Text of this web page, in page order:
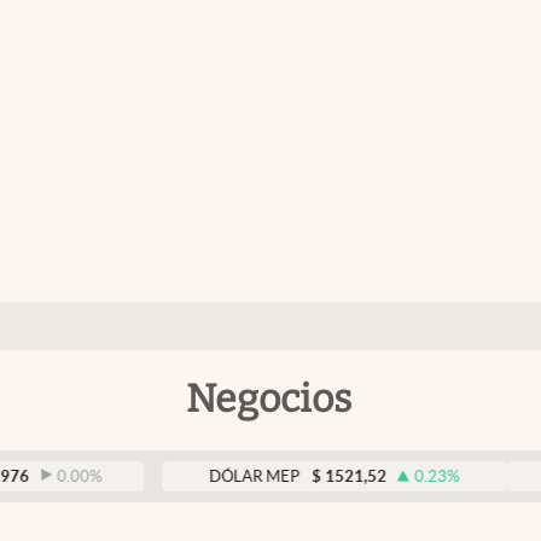
Negocios
% DÓLAR MEP $ 1521,52 0.23%